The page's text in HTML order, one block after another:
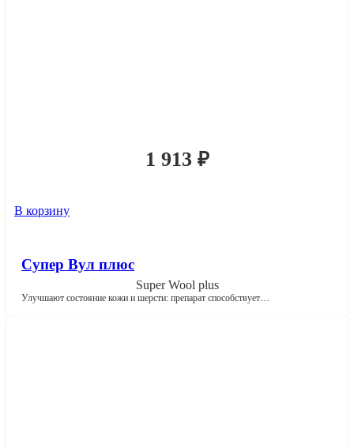
1 913 ₽
В корзину
Супер Вул плюс
Super Wool plus
Улучшают состояние кожи и шерсти: препарат способствует…